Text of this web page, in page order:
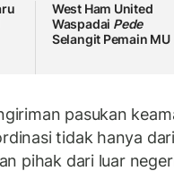
West Ham United
Waspadai Pede
Selangit Pemain MU
pasukan
tidak hanya
pihak dari luar